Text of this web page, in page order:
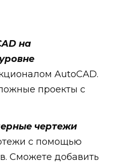
на
AutoCAD.
проекты с
чертежи
с помощью
Сможете добавить